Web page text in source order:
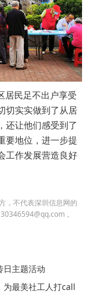
居民足不出户享受
切实实做到了从居
还让他们感受到了
要地位，进一步提
工作发展营造良好
，不代表深圳信息网的
。
日主题活动
为最美社工人打call